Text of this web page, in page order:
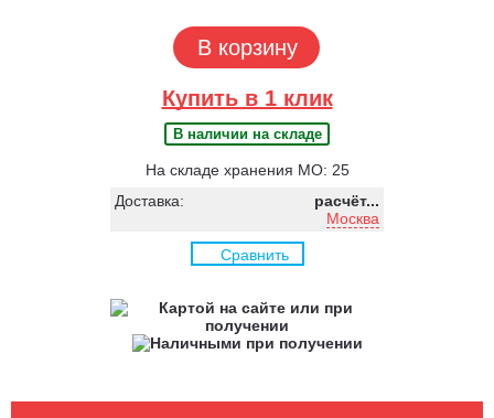
В корзину
Купить в 1 клик
В наличии на складе
На складе хранения МО: 25
Доставка:
расчёт...
Москва
Сравнить